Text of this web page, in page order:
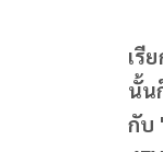
เรี
นั้น
กับ